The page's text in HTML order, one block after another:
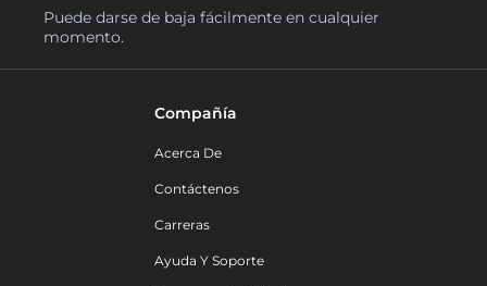
Puede darse de baja fácilmente en cualquier
momento.
Compañía
Acerca De
Contáctenos
Carreras
Ayuda Y Soporte